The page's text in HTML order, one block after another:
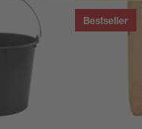
Bestseller